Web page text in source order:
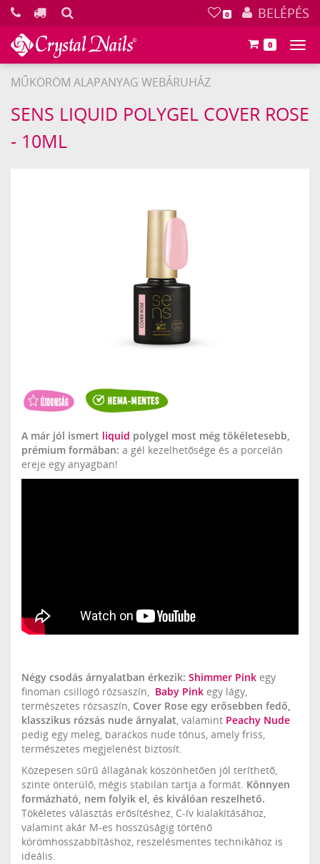
0 BELÉPÉS
0
MŰKÖRÖM ALAPANYAG WEBÁRUHÁZ
Crystal
Nails
SENS LIQUID POLYGEL COVER ROSE
- 10ML
A már jól ismert liquid polygel most még tökéletesebb,
prémium formában: a gél kezelhetősége és a porcelán
ereje egy anyagban!
Négy csodás árnyalatban érkezik: Shimmer Pink egy
finoman csillogó rózsaszín, Baby Pink egy lágy,
természetes rózsaszín, Cover Rose egy erősebben fedő,
klasszikus rózsás nude árnyalat, valamint Peachy Nude
pedig egy meleg, barackos nude tónus, amely friss,
természetes megjelenést biztosít.
Közepesen sűrű állagának köszönhetően jól teríthető,
szinte önterülő, mégis stabilan tartja a formát. Könnyen
formázható, nem folyik el, és kiválóan reszelhető.
Tökéletes választás erősítéshez, C-ív kialakításához,
valamint akár M-es hosszúságig történő
körömhosszabbításhoz, reszelésmentes technikához is
ideális.